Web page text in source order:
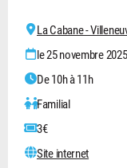
La Cabane -
le 25 novembre 2025
De 10h à 11h
Familial
3€
Site internet